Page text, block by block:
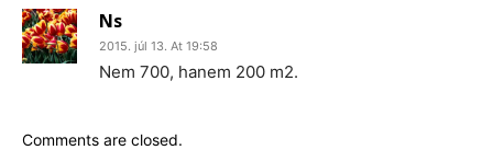
Ns
2015. júl 13. At 19:58
Nem 700, hanem 200 m2.
Comments are closed.